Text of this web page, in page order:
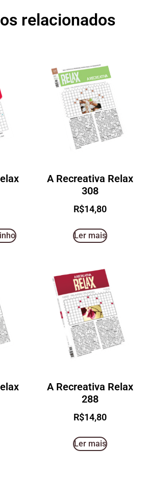
relacionados
A Recreativa Relax
308
R$14,80
Ler mais
A Recreativa Relax
288
R$14,80
Ler mais